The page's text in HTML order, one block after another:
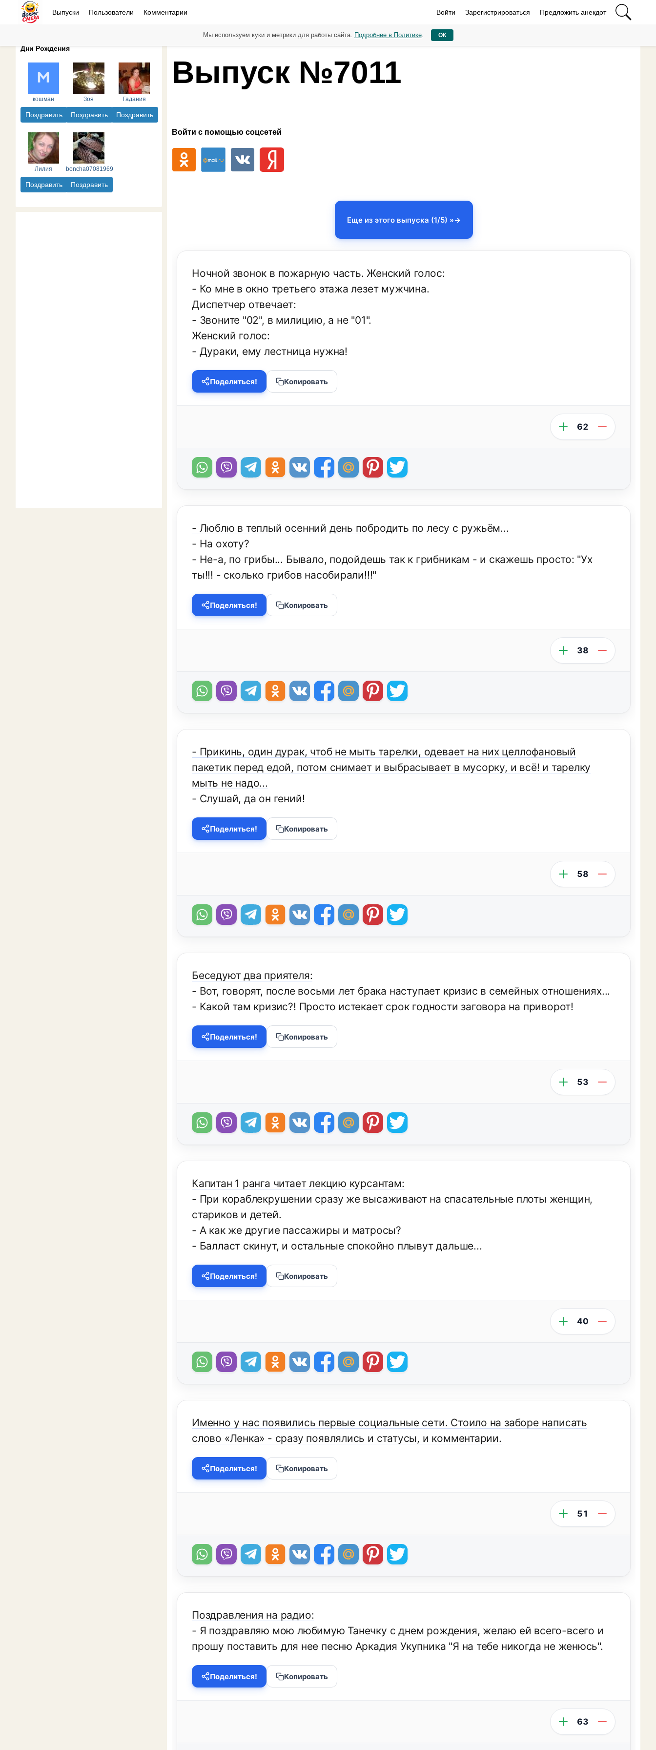
Выпуски Пользователи Комментарии Войти Зарегистрироваться Предложить анекдот
Дни Рождения
кошман
Поздравить
Зоя
Поздравить
Гадания
Поздравить
Лилия
Поздравить
boncha07081969
Поздравить
Выпуск №7011
Войти с помощью соцсетей
Еще из этого выпуска (1/5) »
Ночной звонок в пожарную часть. Женский голос:
- Ко мне в окно третьего этажа лезет мужчина.
Диспетчер отвечает:
- Звоните "02", в милицию, а не "01".
Женский голос:
- Дураки, ему лестница нужна!
Поделиться! Копировать
62
- Люблю в теплый осенний день побродить по лесу с ружьём...
- На охоту?
- Не-а, по грибы... Бывало, подойдешь так к грибникам - и скажешь просто: "Ух
ты!!! - сколько грибов насобирали!!!"
Поделиться! Копировать
38
- Прикинь, один дурак, чтоб не мыть тарелки, одевает на них целлофановый
пакетик перед едой, потом снимает и выбрасывает в мусорку, и всё! и тарелку
мыть не надо...
- Слушай, да он гений!
Поделиться! Копировать
58
Беседуют два приятеля:
- Вот, говорят, после восьми лет брака наступает кризис в семейных отношениях...
- Какой там кризис?! Просто истекает срок годности заговора на приворот!
Поделиться! Копировать
53
Капитан 1 ранга читает лекцию курсантам:
- При кораблекрушении сразу же высаживают на спасательные плоты женщин,
стариков и детей.
- А как же другие пассажиры и матросы?
- Балласт скинут, и остальные спокойно плывут дальше...
Поделиться! Копировать
40
Именно у нас появились первые социальные сети. Стоило на заборе написать
слово «Ленка» - сразу появлялись и статусы, и комментарии.
Поделиться! Копировать
51
Поздравления на радио:
- Я поздравляю мою любимую Танечку с днем рождения, желаю ей всего-всего и
прошу поставить для нее песню Аркадия Укупника "Я на тебе никогда не женюсь".
Поделиться! Копировать
63
Мы используем куки и метрики для работы сайта. Подробнее в Политике. ОК